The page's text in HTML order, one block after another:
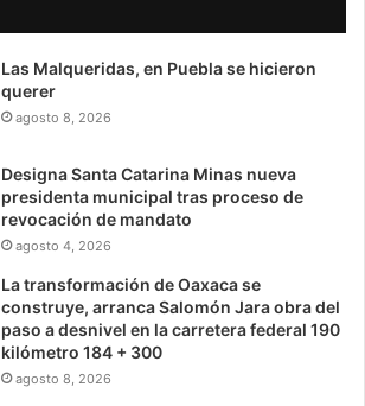
Las Malqueridas, en Puebla se hicieron
querer
agosto 8, 2026
Designa Santa Catarina Minas nueva
presidenta municipal tras proceso de
revocación de mandato
agosto 4, 2026
La transformación de Oaxaca se
construye, arranca Salomón Jara obra del
paso a desnivel en la carretera federal 190
kilómetro 184 + 300
agosto 8, 2026